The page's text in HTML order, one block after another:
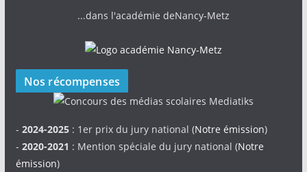
...dans l'académie deNancy-Metz
Nos récompenses
- 2024-2025: 1er prix du jury national (Notre émission)
- 2020-2021 : Mention spéciale du jury national (Notre
émission)